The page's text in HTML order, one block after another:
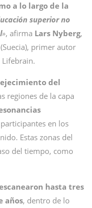
a lo largo de la
superior no
», afirma Lars Nyberg,
primer autor
del
regiones de la capa
en los
Estas zonas del
del tiempo, como
hasta tres
años, dentro de lo